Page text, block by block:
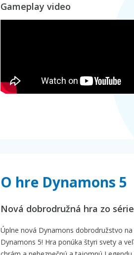
Gameplay video
O hre Dynamons 5
Nová dobrodružná hra zo
Úplne nová Dynamons dobrodružstvo
Dynamons 5! Hra ponúka štyri svety a